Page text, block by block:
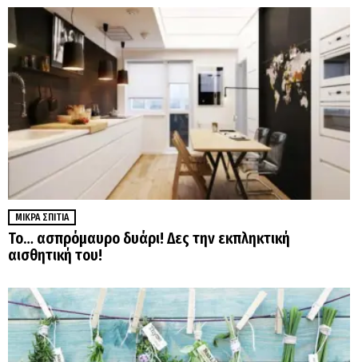
ΜΙΚΡΆ ΣΠΊΤΙΑ
Το… ασπρόμαυρο δυάρι! Δες την εκπληκτική
αισθητική του!